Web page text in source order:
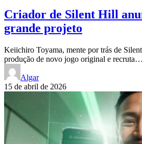
Criador de Silent Hill
grande projeto
Keiichiro Toyama, mente por trás de
produção de novo jogo original e recruta…
Algar
15 de abril de 2026